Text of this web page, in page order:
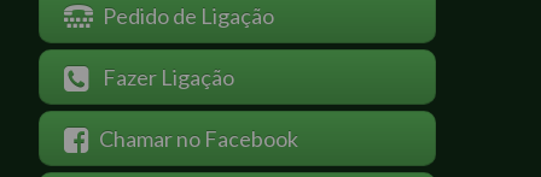
Pedido de Ligação
Fazer Ligação
Chamar no Facebook